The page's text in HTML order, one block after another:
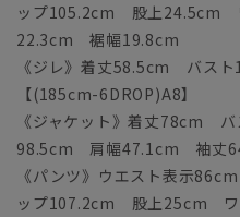
ップ105.2cm 股上24.5cm
22.3cm 裾幅19.8cm
《ジレ》着丈58.5cm バス
【(185cm-6DROP)A8】
《ジャケット》着丈78cm
98.5cm 肩幅47.1cm 袖丈
《パンツ》ウエスト表示
ップ107.2cm 股上25cm